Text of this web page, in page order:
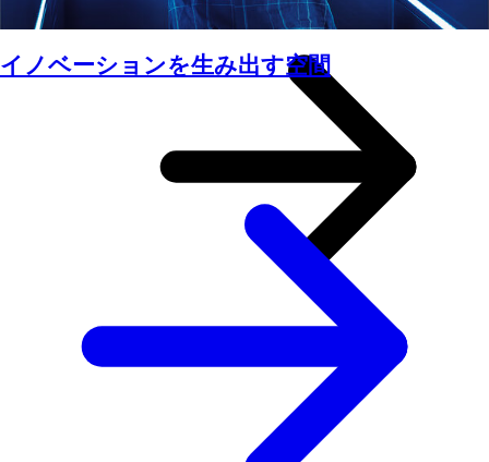
イノベーションを生み出す空間